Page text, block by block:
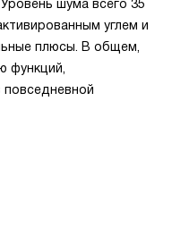
шума всего 35
углем и
плюсы. В общем,
функций,